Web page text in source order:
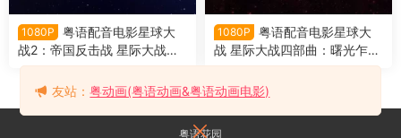
1080P
粤语配音电影星球大
战2：帝国反击战 星际大战五
部曲：帝国大反击 星球大战第
五集：帝国反击战 Star Wars:
1080P
粤语配音电影星球大
战 星际大战四部曲：曙光乍现
星球大战第四集：新希望 Star
Wars
粤语花园
友站：粤动画(粤语动画&粤语动画电影)